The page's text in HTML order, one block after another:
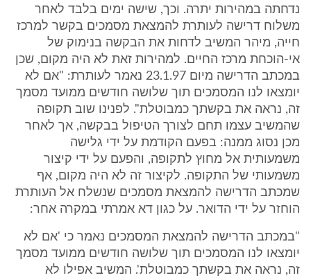
נדחתה במהירות יתרה. וכך, שישה ימים בלבד לאחר
משלוח דרישה לעותרת להמצאת מסמכים בקשר למרכז
חייה, מיהר המשיב לדחות את הבקשה בנימוק של
אי-הוכחת מרכז החיים. למהירות זאת לא היה מקום, שכן
במכתב הדרישה מיום 23.1.97 נאמר לעותרת: "אם לא
יומצאו לנו המסמכים תוך שלושה חודשים ממועד מסמך
זה, נראה את בקשתך כמבוטלת". לפנינו שוב תקופה
שהמשיב עצמו תחם לצורך הטיפול בבקשה, אך לאחר
מכן נסוג ממנה: בפעם הקודמת על ידי גלישה
משמעותית אל מחוץ לתקופה, והפעם על ידי קיצור
משמעותי של התקופה. לקיצור זה לא היה מקום, אף
שמכתב הדרישה להמצאת מסמכים שנשלח אל העותרת
הוחזר על ידי הדואר. על כגון דא אמרתי במקרה אחר:
"במכתב הדרישה להמצאת המסמכים נאמר כי 'אם לא
יומצאו לנו המסמכים תוך שלושה חודשים ממועד מסמך
זה, נראה את בקשתך כמבוטלת'. המשיב אפילו לא